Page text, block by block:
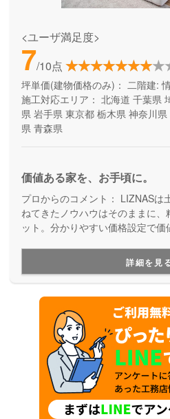
<ユーザ満足度>
7/10点
坪単価(建物価格のみ)： 二階建:
施工対応エリア： 北海道 千葉県
県 岩手県 東京都 栃木県 神奈川県
県 青森県
価値ある家を、お手頃に。
プロからのコメント： LIZNASは
ねてきたノウハウはそのままに
ット。分かりやすい価格設定で
はぴったりの建築会社です。詳細を見